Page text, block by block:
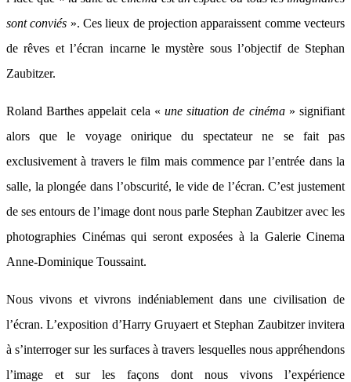
sont conviés ». Ces lieux de projection apparaissent comme vecteurs
de rêves et l’écran incarne le mystère sous l’objectif de Stephan
Zaubitzer.
Roland Barthes appelait cela « une situation de cinéma» signifiant
alors que le voyage onirique du spectateur ne se fait pas
exclusivement à travers le film mais commence par l’entrée dans la
salle, la plongée dans l’obscurité, le vide de l’écran. C’est justement
de ses entours de l’image dont nous parle Stephan Zaubitzer avec les
photographies Cinémas qui seront exposées à la Galerie Cinema
Anne-Dominique Toussaint.
Nous vivons et vivrons indéniablement dans une civilisation de
l’écran. L’exposition d’Harry Gruyaert et Stephan Zaubitzer invitera
à s’interroger sur les surfaces à travers lesquelles nous appréhendons
l’image et sur les façons dont nous vivons l’expérience